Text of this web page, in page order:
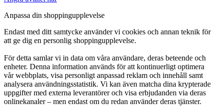
Anpassa din shoppingupplevelse
Endast med ditt samtycke använder vi cookies och annan teknik för
att ge dig en personlig shoppingupplevelse.
För detta samlar vi in data om våra användare, deras beteende och
enheter. Denna information används för att kontinuerligt optimera
vår webbplats, visa personligt anpassad reklam och innehåll samt
analysera användningsstatistik. Vi kan även matcha dina krypterade
uppgifter med externa leverantörer och visa erbjudanden via deras
onlinekanaler – men endast om du redan använder deras tjänster.